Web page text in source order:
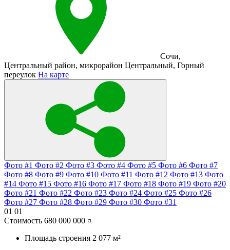
Сочи,
Центральный район, микрорайон Центральный, Горный
переулок На карте
Фото #1 Фото #2 Фото #3 Фото #4 Фото #5 Фото #6 Фото #7
Фото #8 Фото #9 Фото #10 Фото #11 Фото #12 Фото #13 Фото
#14 Фото #15 Фото #16 Фото #17 Фото #18 Фото #19 Фото #20
Фото #21 Фото #22 Фото #23 Фото #24 Фото #25 Фото #26
Фото #27 Фото #28 Фото #29 Фото #30 Фото #31
01 01
Стоимость 680 000 000 ¤
Площадь строения 2 077 м²